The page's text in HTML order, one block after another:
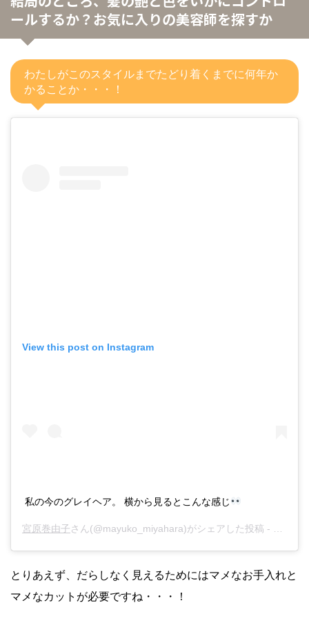
ールするか？お気に入りの美容師を探すか
わたしがこのスタイルまでたどり着くまでに何年か
かることか・・・！
View this post on Instagram
私の今のグレイヘア。 横から見るとこんな感じ
宮原巻由子さん(@mayuko_miyahara)がシェアした投稿 -
とりあえず、だらしなく見えるためにはマメなお手入れと
マメなカットが必要ですね・・・！